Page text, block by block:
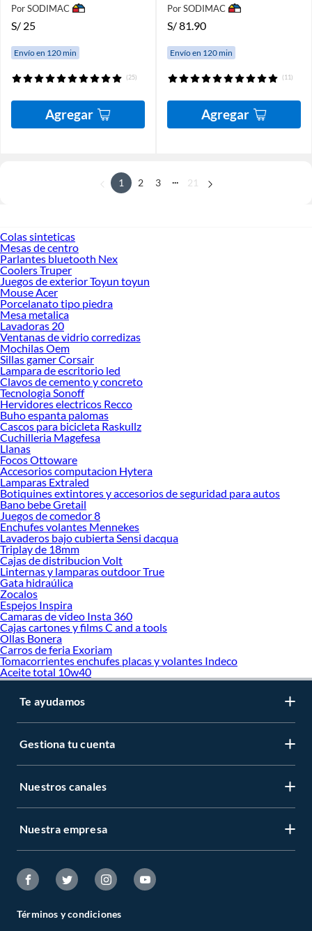
Por SODIMAC
S/ 25
Envío en 120 min
(25)
Agregar
Por SODIMAC
S/81.90
Envío en 120 min
(11)
Agregar
1 2 3 ... 21
Colas sinteticas
Mesas de centro
Parlantes bluetooth Nex
Coolers Truper
Juegos de exterior Toyun toyun
Mouse Acer
Porcelanato tipo piedra
Mesa metalica
Lavadoras 20
Ventanas de vidrio corredizas
Mochilas Oem
Sillas gamer Corsair
Lampara de escritorio led
Clavos de cemento y concreto
Tecnologia Sonoff
Hervidores electricos Recco
Buho espanta palomas
Cascos para bicicleta Raskullz
Cuchilleria Magefesa
Llanas
Focos Ottoware
Accesorios computacion Hytera
Lamparas Extraled
Botiquines extintores y accesorios de seguridad para autos
Bano bebe Gretail
Juegos de comedor 8
Enchufes volantes Mennekes
Lavaderos bajo cubierta Sensi dacqua
Triplay de 18mm
Cajas de distribucion Volt
Linternas y lamparas outdoor True
Gata hidraúlica
Zocalos
Espejos Inspira
Camaras de video Insta 360
Cajas cartones y films C and a tools
Ollas Bonera
Carros de feria Exoriam
Tomacorrientes enchufes placas y volantes Indeco
Aceite total 10w40
Te ayudamos
Gestiona tu cuenta
Nuestros canales
Nuestra empresa
Términos y condiciones